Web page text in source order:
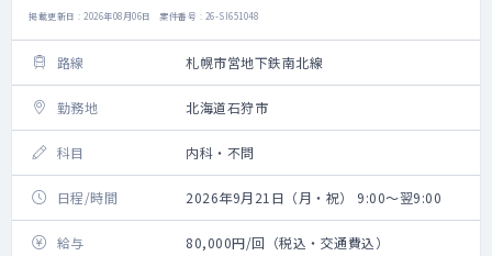
掲載更新日 : 2026年08月06日 案件番号 : 26-SI651048
路線 札幌市営地下鉄南北線
勤務地 北海道石狩市
科目 内科・不問
日程/時間 2026年9月21日（月・祝） 9:00～翌9:00
給与 80,000円/回（税込・交通費込）